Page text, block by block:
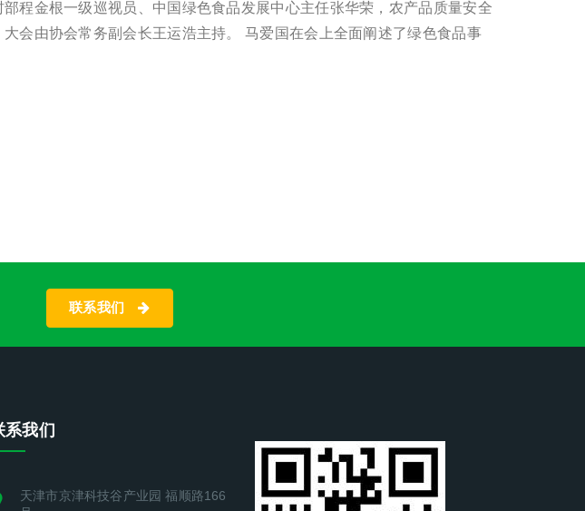
程金根一级巡视员、中国绿色食品发展中心主任张华荣，农产品质量安全
会由协会常务副会长王运浩主持。 马爱国在会上全面阐述了绿色食品事
联系我们
系我们
天津市京津科技谷产业园 福顺路166